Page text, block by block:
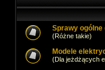
Sprawy ogólne
(Różne takie)
Modele
(Dla jeżdżących